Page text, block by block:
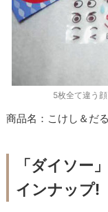
5枚全て違う
商品名：こけし＆だ
「ダイソー
インナップ!